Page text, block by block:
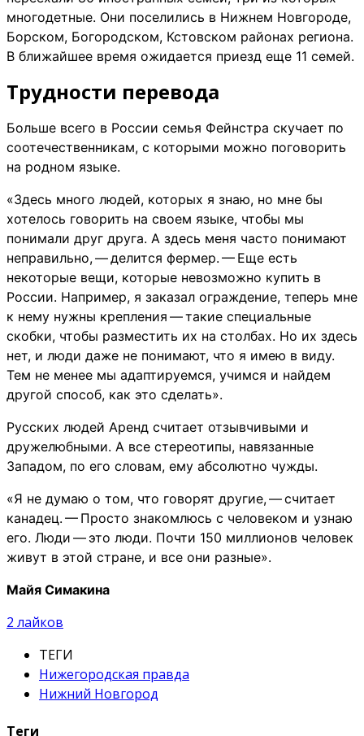
многодетные. Они поселились в Нижнем Новгороде,
Борском, Богородском, Кстовском районах региона.
В ближайшее время ожидается приезд еще 11 семей.
Трудности перевода
Больше всего в России семья Фейнстра скучает по
соотечественникам, с которыми можно поговорить
на родном языке.
«Здесь много людей, которых я знаю, но мне бы
хотелось говорить на своем языке, чтобы мы
понимали друг друга. А здесь меня часто понимают
неправильно, — делится фермер. — Еще есть
некоторые вещи, которые невозможно купить в
России. Например, я заказал ограждение, теперь мне
к нему нужны крепления — такие специальные
скобки, чтобы разместить их на столбах. Но их здесь
нет, и люди даже не понимают, что я имею в виду.
Тем не менее мы адаптируемся, учимся и найдем
другой способ, как это сделать».
Русских людей Аренд считает отзывчивыми и
дружелюбными. А все стереотипы, навязанные
Западом, по его словам, ему абсолютно чужды.
«Я не думаю о том, что говорят другие, — считает
канадец. — Просто знакомлюсь с человеком и узнаю
его. Люди — это люди. Почти 150 миллионов человек
живут в этой стране, и все они разные».
Майя Симакина
2 лайков
ТЕГИ
Нижегородская правда
Нижний Новгород
Теги